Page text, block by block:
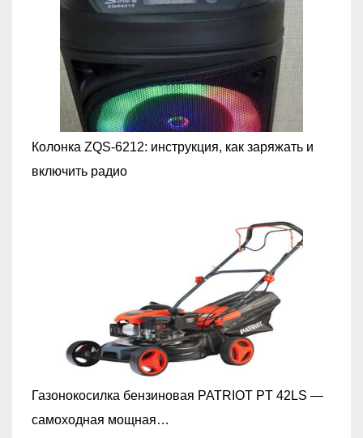
Колонка ZQS-6212: инструкция, как заряжать и
включить радио
Газонокосилка бензиновая PATRIOT PT 42LS —
самоходная мощная…